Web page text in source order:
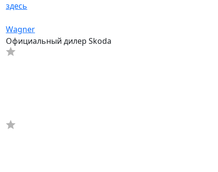
здесь
Wagner
Официальный дилер Skoda